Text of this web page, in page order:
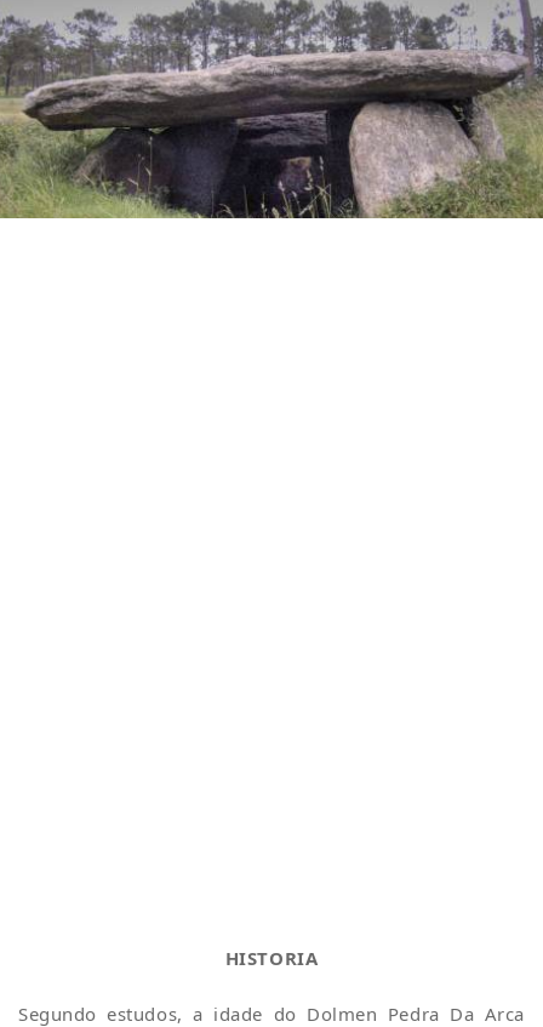
HISTORIA
Segundo estudos, a idade do Dolmen Pedra Da Arca